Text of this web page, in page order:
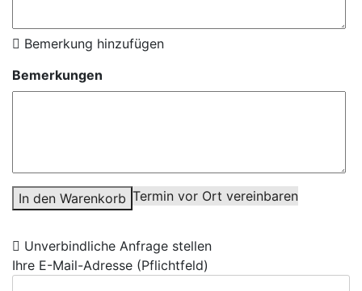
Bemerkung hinzufügen
Bemerkungen
In den Warenkorb Termin vor Ort vereinbaren
Unverbindliche Anfrage stellen
Ihre E-Mail-Adresse (Pflichtfeld)